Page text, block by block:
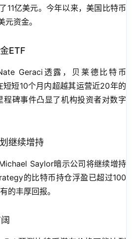
11亿美元。今年以来，美国比特币
资金。
ETF
Geraci透露，贝莱德比特币
短短10个月内超越其运营近20年的
程碑事件凸显了机构投资者对数字
继续增持
Saylor暗示公司将继续增持
的比特币持仓浮盈已超过100
的丰厚回报。